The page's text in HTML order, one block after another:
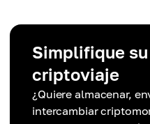
Simplifique su
criptoviaje
¿Quiere almacenar,
intercambiar